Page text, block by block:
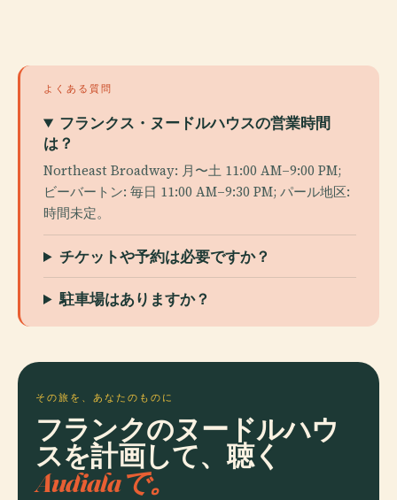
よくある質問
フランクス・ヌードルハウスの営業時間
は？
Northeast Broadway: 月〜土 11:00 AM–9:00 PM;
ビーバートン: 毎日 11:00 AM–9:30 PM; パール地区:
時間未定。
チケットや予約は必要ですか？
駐車場はありますか？
その旅を、あなたのものに
フランクのヌードルハウ
スを計画して、聴く
Audialaで。